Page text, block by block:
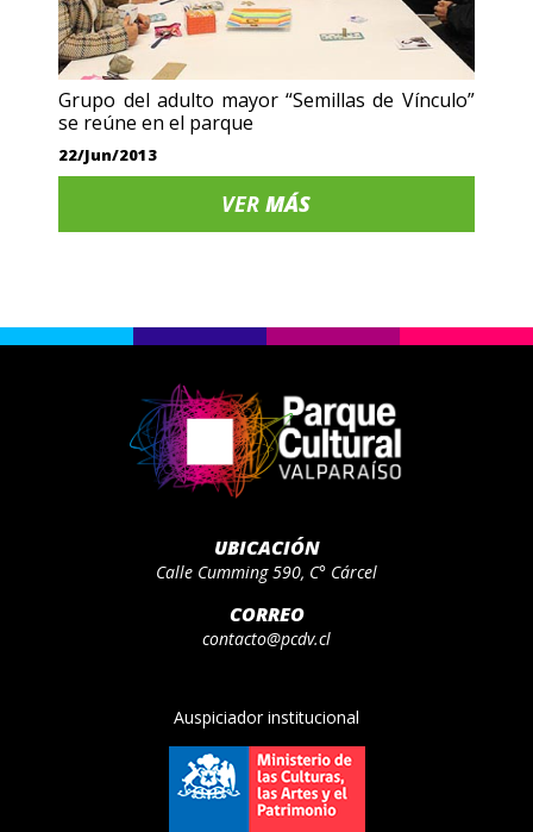
Grupo del adulto mayor “Semillas de Vínculo”
se reúne en el parque
22/Jun/2013
VERMÁS
UBICACIÓN
Calle Cumming 590, C° Cárcel
CORREO
contacto@pcdv.cl
Auspiciador institucional